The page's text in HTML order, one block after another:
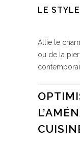
LE
Allie le
ou de la